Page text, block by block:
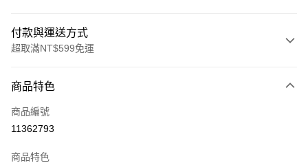
付款與運送方式
超取滿NT$599免運
信用卡一次付款
超商取貨付款
商品特色
商品編號
11362793
商品特色